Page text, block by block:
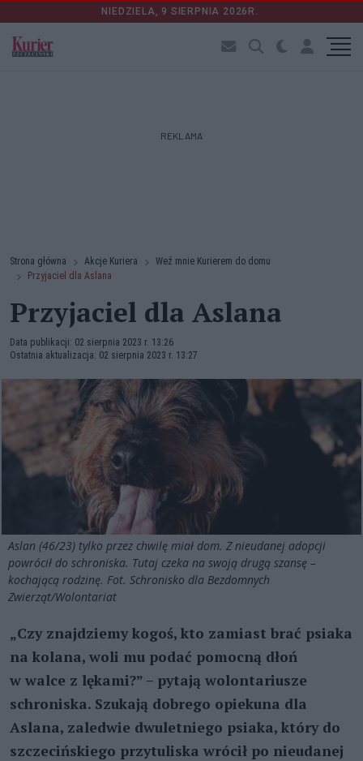
NIEDZIELA, 9 SIERPNIA 2026R.
REKLAMA
Strona główna Akcje Kuriera
Weź mnie Kurierem do domu
Przyjaciel dla Aslana
Przyjaciel dla Aslana
Data publikacji: 02 sierpnia 2023 r. 13:26
Ostatnia aktualizacja: 02 sierpnia 2023 r. 13:27
Aslan (46/23) tylko przez chwilę miał dom. Z nieudanej adopcji
powrócił do schroniska. Tutaj czeka na swoją drugą szansę –
kochającą rodzinę. Fot. Schronisko dla Bezdomnych
Zwierząt/Wolontariat
„Czy znajdziemy kogoś, kto zamiast brać psiaka
na kolana, woli mu podać pomocną dłoń
w walce z lękami?” – pytają wolontariusze
schroniska. Szukają dobrego opiekuna dla
Aslana, zaledwie dwuletniego psiaka, który do
szczecińskiego przytuliska wrócił po nieudanej